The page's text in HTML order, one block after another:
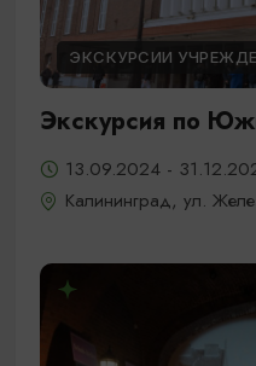
ЭКСКУРСИИ
Экскурсия по
13.09.2024 -
Калининград, ул.